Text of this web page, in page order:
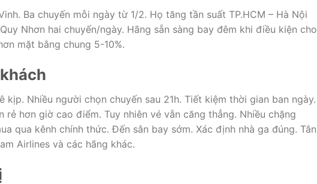
Ba chuyến mỗi ngày từ 1/2. Họ tăng tần suất TP.HCM – Hà Nội
Nhơn hai chuyến/ngày. Hãng sẵn sàng bay đêm khi điều kiện cho
mặt bằng chung 5-10%.
kịp. Nhiều người chọn chuyến sau 21h. Tiết kiệm thời gian ban ngày.
rẻ hơn giờ cao điểm. Tuy nhiên vé vẫn căng thẳng. Nhiều chặng
qua kênh chính thức. Đến sân bay sớm. Xác định nhà ga đúng. Tân
Airlines và các hãng khác.